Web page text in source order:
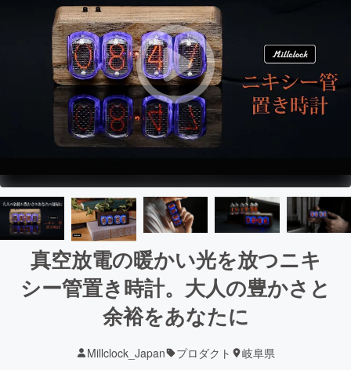
真空放電の暖かい光を放つニキ
シー管置き時計。大人の豊かさと
余裕をあなたに
Millclock_Japan プロダクト 岐阜県